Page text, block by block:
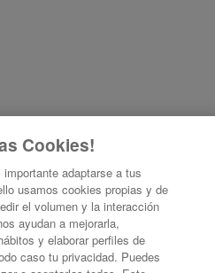
de emprendimiento e innovación
Cookies!
adaptarse a tus
usamos cookies propias y de
el volumen y la interacción
ayudan a mejorarla,
y elaborar perfiles de
caso tu privacidad. Puedes